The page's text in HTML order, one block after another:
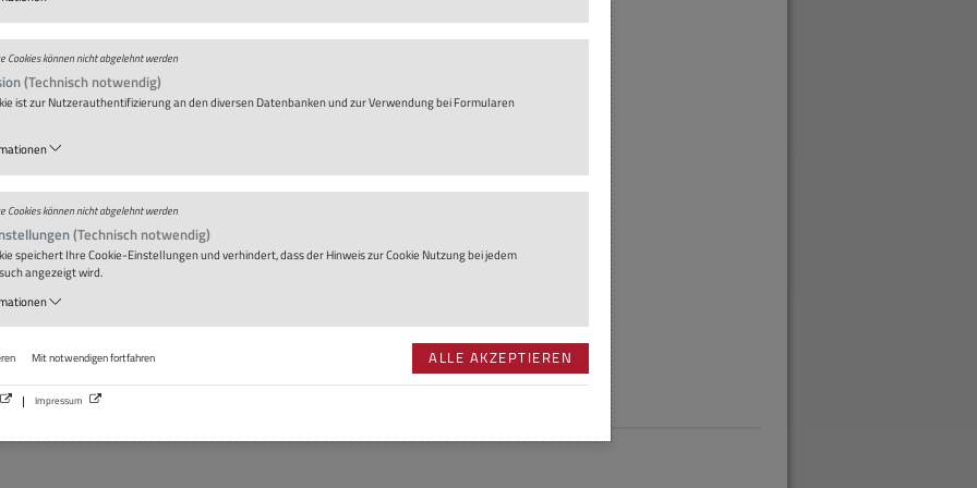
and to discuss them in light of the experiences and
would also like to invite attendees to an individual
Helmholtz Association
Referent, Leibniz-Gemeinschaft
& HR Marketing, Fraunhofer-Gesellschaft
Max Planck Society
Association
Cookieskönnen nicht abgelehnt werden
(Technisch notwendig)
ist zur Nutzerauthentifizierung an den diversen Datenbanken und zur Verwendung bei Formularen
Cookieskönnen nicht abgelehnt werden
(Technisch notwendig)
speichert IhreCookie-Einstellungen und verhindert, dass der Hinweis zurCookie Nutzung bei jedem
angezeigt wird.
Mit notwendigen fortfahren ALLE AKZEPTIEREN
Impressum